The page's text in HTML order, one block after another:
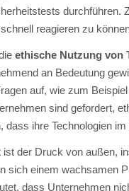
durchführen.
reagieren zu
ethische Nutzung von
an Bedeutung
auf, wie zum
sind gefordert,
dass ihre Technologien
ist der Druck von außen,
sich einem wachsamen
dass Unternehmen